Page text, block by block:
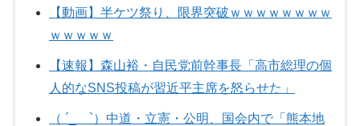
【動画】半ケツ祭り、限界突破ｗｗｗｗｗｗｗｗ
ｗｗｗｗｗ
【速報】森山裕・自民党前幹事長「高市総理の個
人的なSNS投稿が習近平主席を怒らせた」
（ ´_ゝ`）中道・立憲・公明、国会内で「熊本地